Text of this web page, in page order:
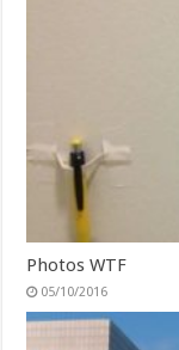
Photos WTF
05/10/2016